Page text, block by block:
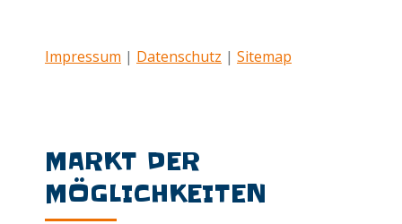
Impressum | Datenschutz | Sitemap
MARKT DER
MÖGLICHKEITEN